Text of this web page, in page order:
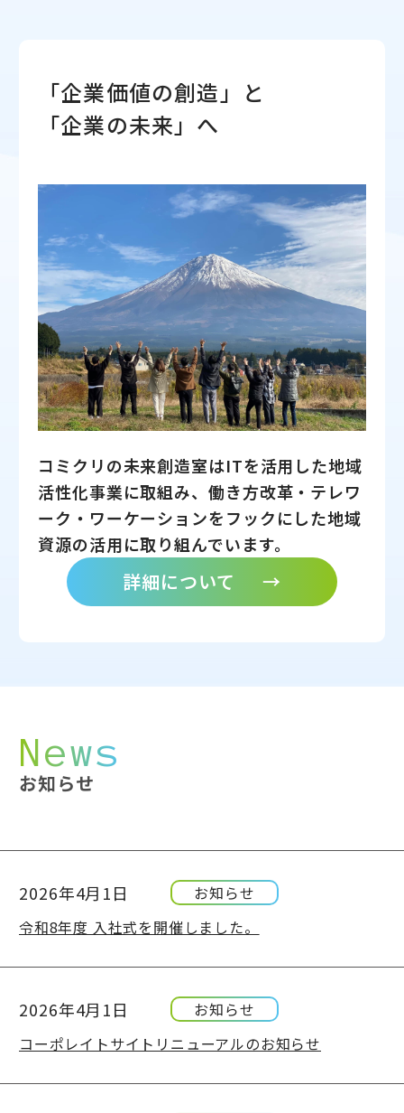
「企業価値の創造」と
「企業の未来」へ
コミクリの未来創造室はITを活用した地域
活性化事業に取組み、働き方改革・テレワ
ーク・ワーケーションをフックにした地域
資源の活用に取り組んでいます。
詳細について →
News
お知らせ
2026年4月1日
お知らせ
令和8年度 入社式を開催しました。
2026年4月1日
お知らせ
コーポレイトサイトリニューアルのお知らせ